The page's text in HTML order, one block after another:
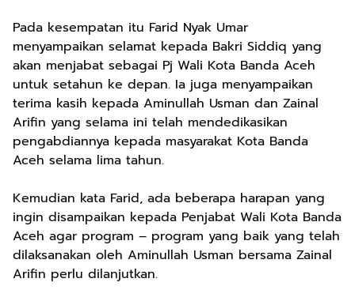
Pada kesempatan itu Farid Nyak Umar
menyampaikan selamat kepada Bakri Siddiq yang
akan menjabat sebagai Pj Wali Kota Banda Aceh
untuk setahun ke depan. Ia juga menyampaikan
terima kasih kepada Aminullah Usman dan Zainal
Arifin yang selama ini telah mendedikasikan
pengabdiannya kepada masyarakat Kota Banda
Aceh selama lima tahun.
Kemudian kata Farid, ada beberapa harapan yang
ingin disampaikan kepada Penjabat Wali Kota Banda
Aceh agar program – program yang baik yang telah
dilaksanakan oleh Aminullah Usman bersama Zainal
Arifin perlu dilanjutkan.